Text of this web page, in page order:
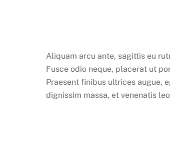
Aliquam arcu ante, sagittis eu
Fusce odio neque, placerat ut
Praesent finibus ultrices augue,
dignissim massa, et venenatis